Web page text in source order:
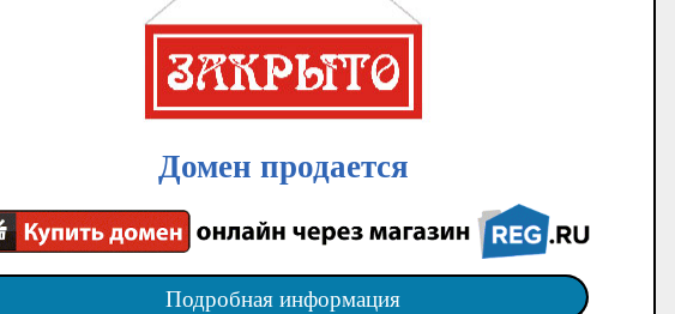
Домен продается
Подробная информация